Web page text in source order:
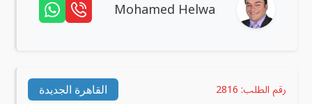
Mohamed Helwa
رقم الطلب: 2816 القاهرة الجديدة